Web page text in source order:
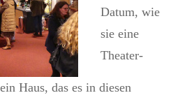
Datum, wie
sie eine
Theater-
Haus, das es in diesen